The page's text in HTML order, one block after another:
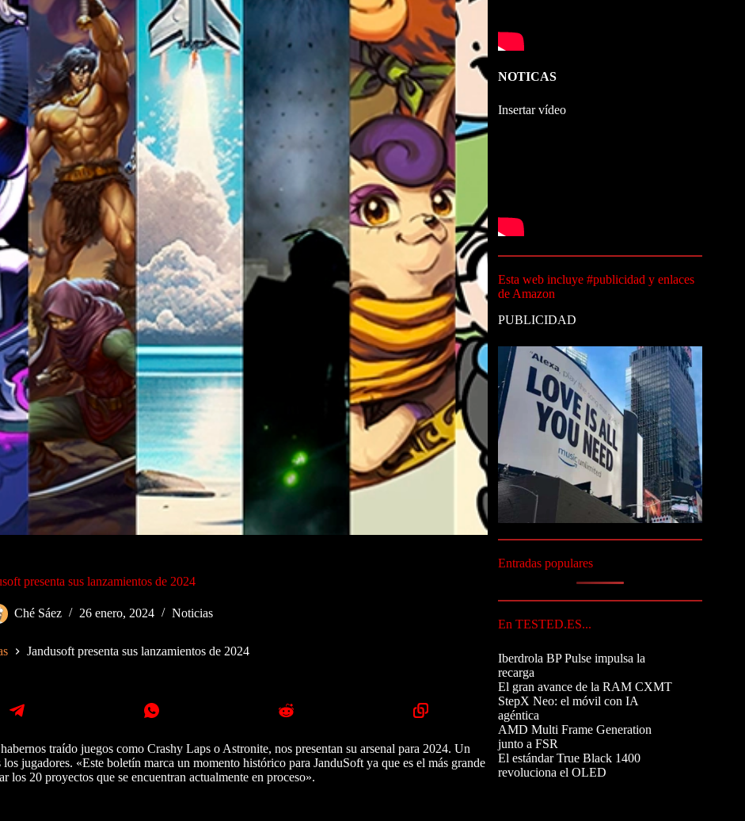
presenta sus lanzamientos de 2024
Ché Sáez 26 enero, 2024 Noticias
Jandusoft presenta sus lanzamientos de 2024
traído juegos como Crashy Laps o Astronite, nos presentan su arsenal para 2024. Un
jugadores. «Este boletín marca un momento histórico para JanduSoft ya que es el más grande
los 20 proyectos que se encuentran actualmente en proceso».
NOTICAS
Insertar vídeo
Esta web incluye #publicidad y enlaces
de Amazon
PUBLICIDAD
Entradas populares
En TESTED.ES...
Iberdrola BP Pulse impulsa la
recarga
El gran avance de la RAM CXMT
StepX Neo: el móvil con IA
agéntica
AMD Multi Frame Generation
junto a FSR
El estándar True Black 1400
revoluciona el OLED